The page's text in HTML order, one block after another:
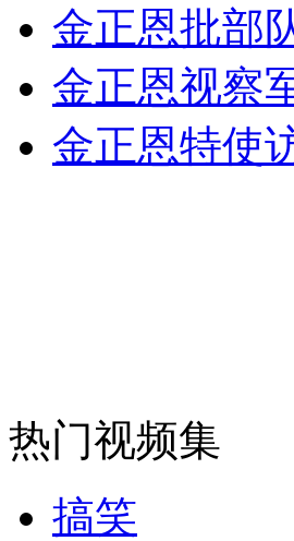
无痛分娩是否安全 医生回应
外交部：反对强权政治霸凌主
外交部：有关国家言论片面不
金正恩批部
金正恩视察
金正恩特使
热门视频集
搞笑